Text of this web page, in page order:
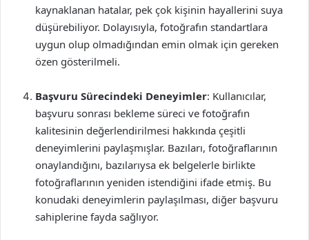
kaynaklanan hatalar, pek çok kişinin hayallerini suya
düşürebiliyor. Dolayısıyla, fotoğrafın standartlara
uygun olup olmadığından emin olmak için gereken
özen gösterilmeli.
Başvuru Sürecindeki Deneyimler: Kullanıcılar,
başvuru sonrası bekleme süreci ve fotoğrafın
kalitesinin değerlendirilmesi hakkında çeşitli
deneyimlerini paylaşmışlar. Bazıları, fotoğraflarının
onaylandığını, bazılarıysa ek belgelerle birlikte
fotoğraflarının yeniden istendiğini ifade etmiş. Bu
konudaki deneyimlerin paylaşılması, diğer başvuru
sahiplerine fayda sağlıyor.